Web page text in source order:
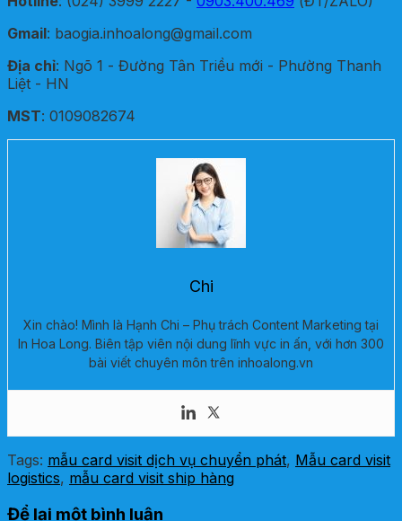
Gmail: baogia.inhoalong@gmail.com
Địa chỉ: Ngõ 1 - Đường Tân Triều mới - Phường Thanh
Liệt - HN
MST: 0109082674
Chi
Xin chào! Mình là Hạnh Chi – Phụ trách Content Marketing tại
In Hoa Long. Biên tập viên nội dung lĩnh vực in ấn, với hơn 300
bài viết chuyên môn trên inhoalong.vn
Tags: mẫu card visit dịch vụ chuyển phát, Mẫu card visit
logistics, mẫu card visit ship hàng
Để lại một bình luận